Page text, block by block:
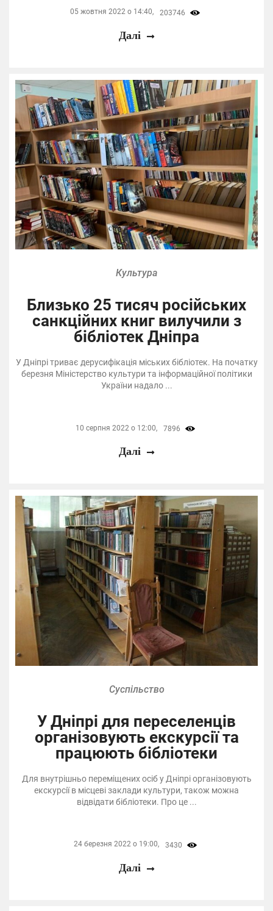
05 жовтня 2022 о 14:40, 203746
Далі
Культура
Близько 25 тисяч російських
санкційних книг вилучили з
бібліотек Дніпра
У Дніпрі триває дерусифікація міських бібліотек. На початку
березня Міністерство культури та інформаційної політики
України надало ...
10 серпня 2022 о 12:00, 7896
Далі
Суспільство
У Дніпрі для переселенців
організовують екскурсії та
працюють бібліотеки
Для внутрішньо переміщених осіб у Дніпрі організовують
екскурсії в місцеві заклади культури, також можна
відвідати бібліотеки. Про це ...
24 березня 2022 о 19:00, 3430
Далі